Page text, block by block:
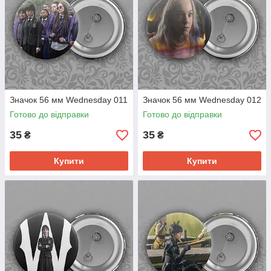
Значок 56 мм Wednesday 011
Готово до відправки
35 ₴
Купити
Значок 56 мм Wednesday 012
Готово до відправки
35 ₴
Купити